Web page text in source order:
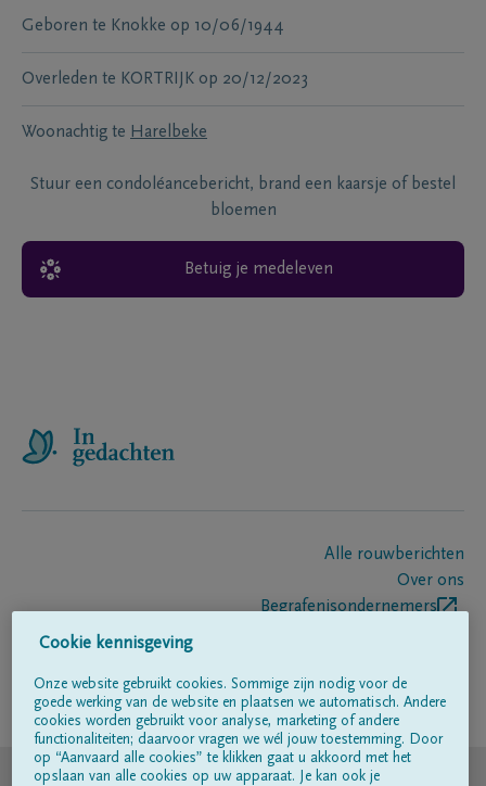
Geboren te Knokke op 10/06/1944
Overleden te KORTRIJK op 20/12/2023
Woonachtig te Harelbeke
Stuur een condoléancebericht, brand een kaarsje of bestel
bloemen
Betuig je medeleven
Alle rouwberichten
Over ons
Begrafenisondernemers
Volg ons op
© DELA
Cookie kennisgeving
Onze website gebruikt cookies. Sommige zijn nodig voor de
goede werking van de website en plaatsen we automatisch. Andere
cookies worden gebruikt voor analyse, marketing of andere
functionaliteiten; daarvoor vragen we wél jouw toestemming. Door
op “Aanvaard alle cookies” te klikken gaat u akkoord met het
opslaan van alle cookies op uw apparaat. Je kan ook je